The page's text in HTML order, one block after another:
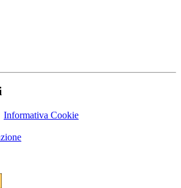
Informativa Cookie